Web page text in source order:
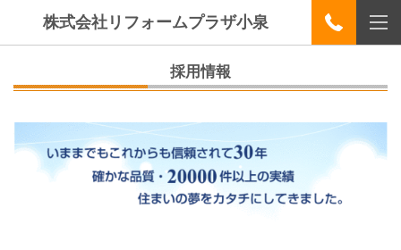
株式会社リフォームプラザ小泉
採用情報